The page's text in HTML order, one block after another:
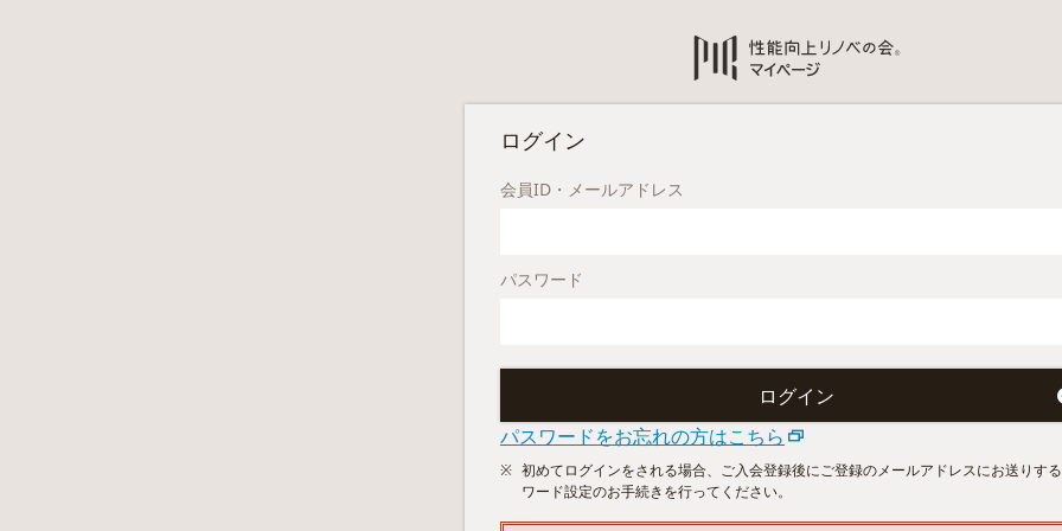
ログイン
会員ID・メールアドレス
パスワード
パスワードをお忘れの方はこちら
初めてログインをされる場合、ご入会登録後にご登録のメールアドレスにお送りす
ワード設定のお手続きを行ってください。